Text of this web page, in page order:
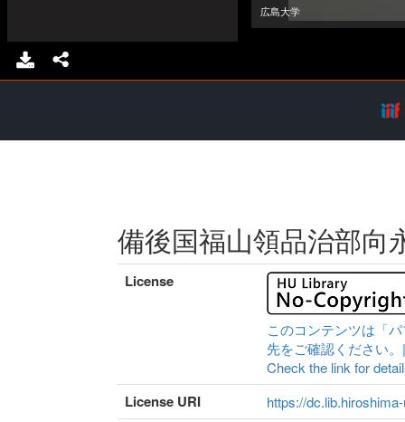
備後国福山領品治部向
License
このコンテンツは「
先をご確認ください
Check the link for
License URI https://